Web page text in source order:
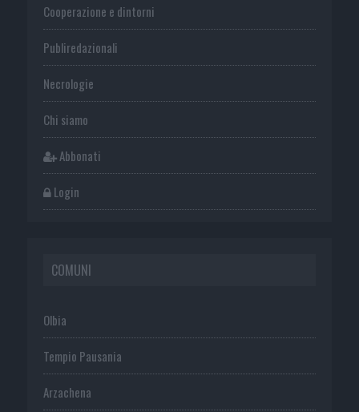
Cooperazione e dintorni
Publiredazionali
Necrologie
Chi siamo
Abbonati
Login
COMUNI
Olbia
Tempio Pausania
Arzachena